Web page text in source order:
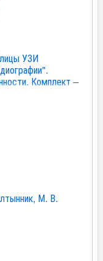
УЗИ
Комплект –
М. В.